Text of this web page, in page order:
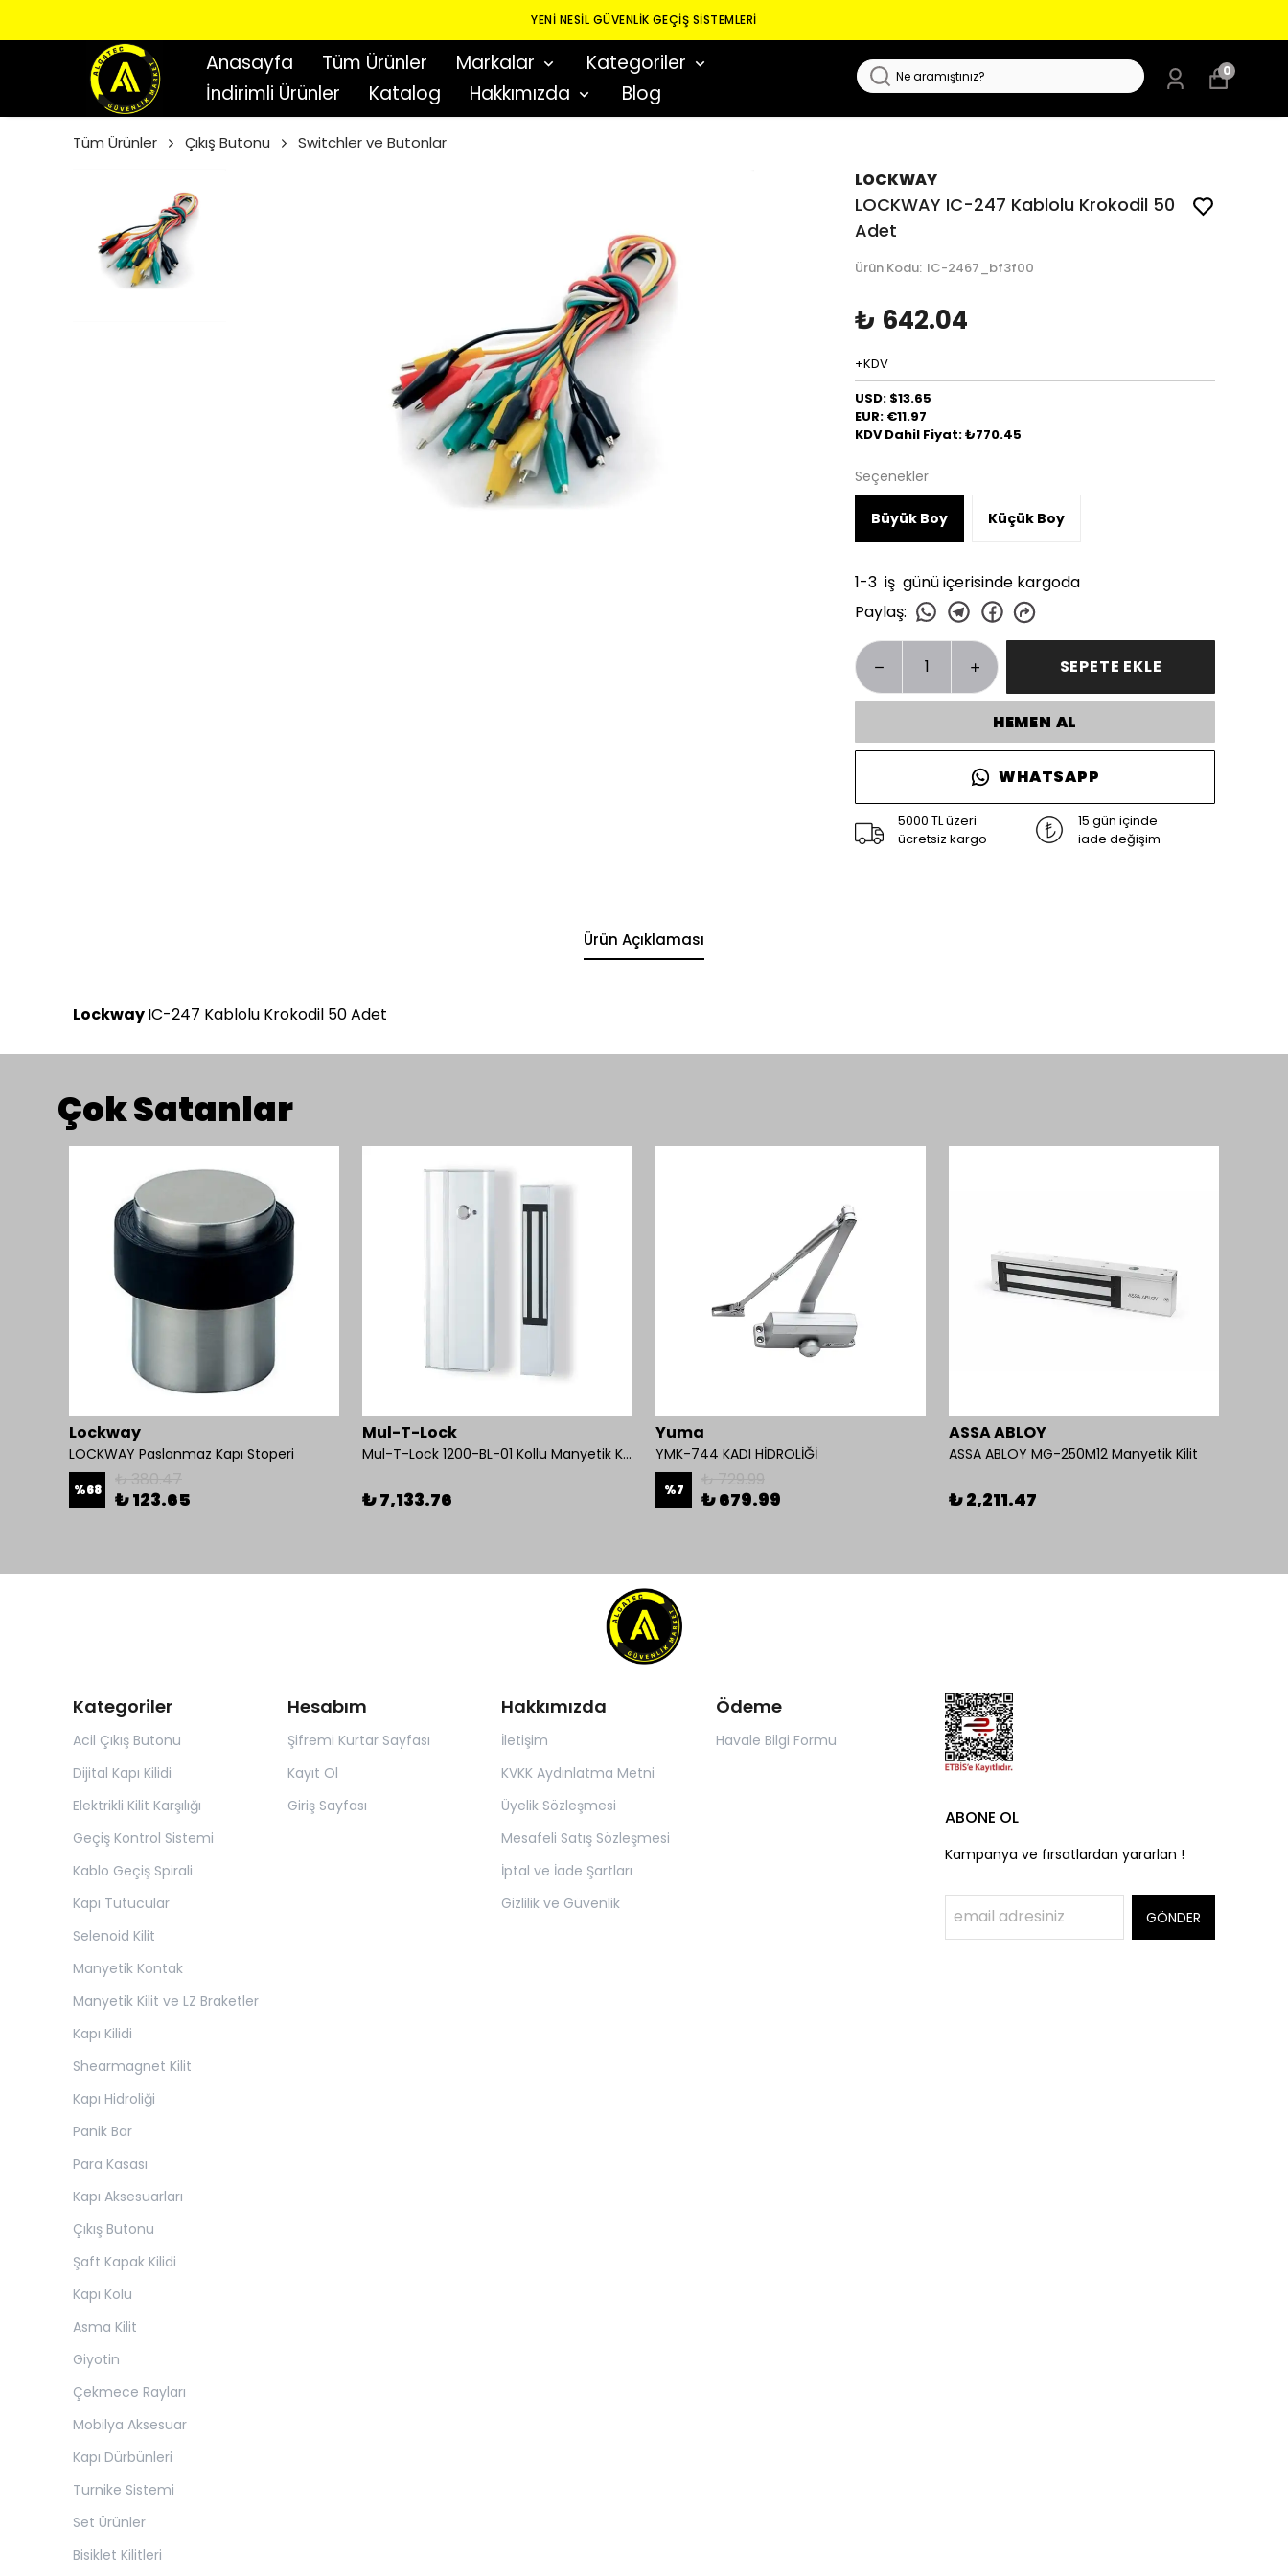
YENI NESIL GÜVENLIK GEÇIŞ SISTEMLERI
Anasayfa Tüm Ürünler Markalar
Kategoriler
İndirimli Ürünler
Katalog Hakkımızda Blog
0
Tüm Ürünler Çıkış Butonu Switchler ve Butonlar
LOCKWAY
LOCKWAY IC-247 Kablolu Krokodil 50
Adet
Ürün Kodu: IC-2467_bf3f00
₺ 642.04
+KDV
USD: $13.65
EUR: €11.97
KDV Dahil Fiyat: ₺770.45
Seçenekler
Büyük Boy Küçük Boy
1-3 iş günü içerisinde kargoda
Paylaş:
SEPETE EKLE
HEMEN AL
WHATSAPP
5000 TL üzeri
ücretsiz kargo
15 gün içinde
iade değişim
Ürün Açıklaması
LockwayIC-247 Kablolu Krokodil 50 Adet
Çok Satanlar
Lockway
LOCKWAY Paslanmaz Kapı Stoperi
%68 ₺ 123.65
Mul-T-Lock
Mul-T-Lock 1200-BL-01 Kollu Manyetik Kilit 272 kg 600 Lbs
₺ 7,133.76
Yuma
YMK-744 KADI HİDROLİĞİ
%7 ₺ 679.99
ASSA ABLOY
ASSA ABLOY MG-250M12 Manyetik Kilit
₺ 2,211.47
Kategoriler
Acil Çıkış Butonu
Dijital Kapı Kilidi
Elektrikli Kilit Karşılığı
Geçiş Kontrol Sistemi
Kablo Geçiş Spirali
Kapı Tutucular
Selenoid Kilit
Manyetik Kontak
Manyetik Kilit ve LZ Braketler
Kapı Kilidi
Shearmagnet Kilit
Kapı Hidroliği
Panik Bar
Para Kasası
Kapı Aksesuarları
Çıkış Butonu
Şaft Kapak Kilidi
Kapı Kolu
Asma Kilit
Giyotin
Çekmece Rayları
Mobilya Aksesuar
Kapı Dürbünleri
Turnike Sistemi
Set Ürünler
Bisiklet Kilitleri
Hesabım
Şifremi Kurtar Sayfası
Kayıt Ol
Giriş Sayfası
Hakkımızda
İletişim
KVKK Aydınlatma Metni
Üyelik Sözleşmesi
Mesafeli Satış Sözleşmesi
İptal ve İade Şartları
Gizlilik ve Güvenlik
Ödeme
Havale Bilgi Formu
ABONE OL
Kampanya ve fırsatlardan yararlan !
GÖNDER